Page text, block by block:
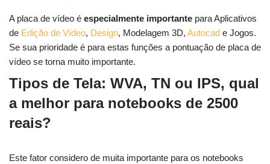
A placa de vídeo é especialmente importante para Aplicativos
de Edição de Vídeo, Design, Modelagem 3D, Autocad e Jogos.
Se sua prioridade é para estas funções a pontuação de placa de
vídeo se torna muito importante.
Tipos de Tela: WVA, TN ou IPS, qual
a melhor para notebooks de 2500
reais?
Este fator considero de muita importante para os notebooks